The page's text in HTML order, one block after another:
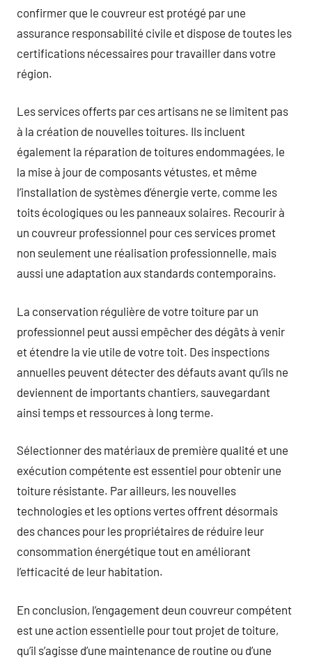
confirmer que le couvreur est protégé par une
assurance responsabilité civile et dispose de toutes les
certifications nécessaires pour travailler dans votre
région.
Les services offerts par ces artisans ne se limitent pas
à la création de nouvelles toitures. Ils incluent
également la réparation de toitures endommagées, le
la mise à jour de composants vétustes, et même
l’installation de systèmes d’énergie verte, comme les
toits écologiques ou les panneaux solaires. Recourir à
un couvreur professionnel pour ces services promet
non seulement une réalisation professionnelle, mais
aussi une adaptation aux standards contemporains.
La conservation régulière de votre toiture par un
professionnel peut aussi empêcher des dégâts à venir
et étendre la vie utile de votre toit. Des inspections
annuelles peuvent détecter des défauts avant qu’ils ne
deviennent de importants chantiers, sauvegardant
ainsi temps et ressources à long terme.
Sélectionner des matériaux de première qualité et une
exécution compétente est essentiel pour obtenir une
toiture résistante. Par ailleurs, les nouvelles
technologies et les options vertes offrent désormais
des chances pour les propriétaires de réduire leur
consommation énergétique tout en améliorant
l’efficacité de leur habitation.
En conclusion, l’engagement deun couvreur compétent
est une action essentielle pour tout projet de toiture,
qu’il s’agisse d’une maintenance de routine ou d’une